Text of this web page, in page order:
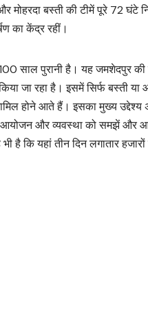
मोहरदा बस्ती की टीमें पूरे 72 घंटे
का केंद्र रहीं।
साल पुरानी है। यह जमशेदपुर की
किया जा रहा है। इसमें सिर्फ बस्ती
होने आते हैं। इसका मुख्य उद्देश्य
आयोजन और व्यवस्था को समझें और
कि यहां तीन दिन लगातार